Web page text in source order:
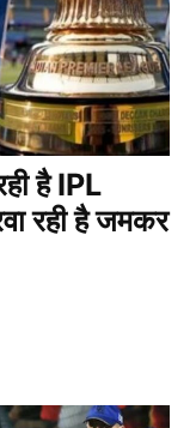
है IPL
रही है जमकर